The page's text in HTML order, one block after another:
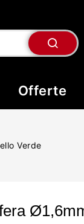
Offerte
Verde